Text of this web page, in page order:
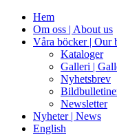
Hem
Om oss | About us
Våra böcker | Our
Kataloger
Galleri |
Nyhetsbrev
Newsletter
Nyheter | News
English